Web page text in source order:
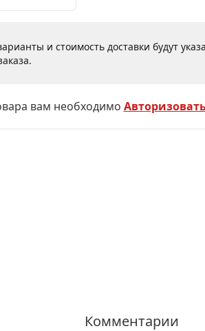
и стоимость доставки будут
вам необходимо
Комментарии